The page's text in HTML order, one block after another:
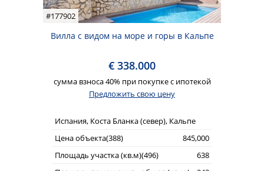
#177902
Вилла с видом на море и горы в Кальпе
€ 338.000
сумма взноса 40% при покупке с ипотекой
Предложить свою цену
Испания, Коста Бланка (север), Кальпе
Цена объекта(388)
845,000
Площадь участка (кв.м)(496)
638